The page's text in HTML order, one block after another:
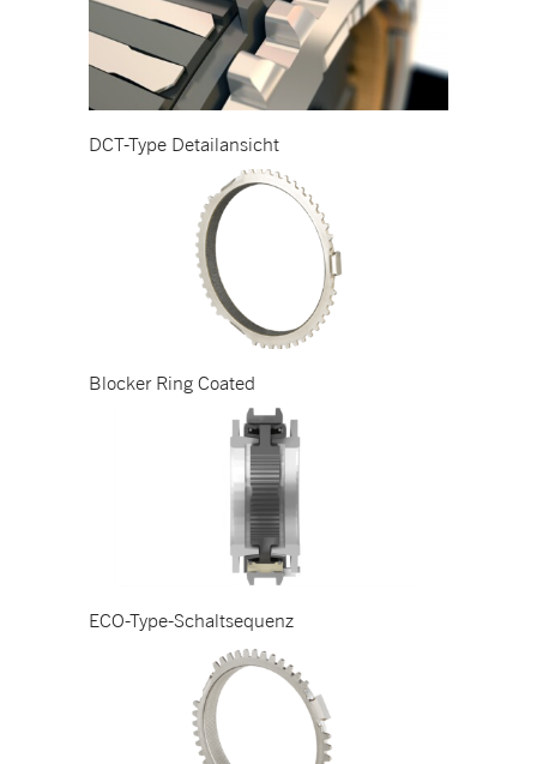
DCT-Type Detailansicht
Blocker Ring Coated
ECO-Type-Schaltsequenz